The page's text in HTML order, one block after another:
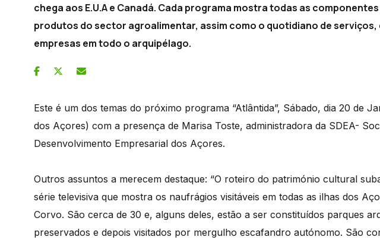
chega aos E.U.A e Canadá. Cada programa mostra todas as
produtos do sector agroalimentar, assim como o quotidiano de
empresas em todo o arquipélago.
Este é um dos temas do próximo programa “Atlântida”, Sábado, dia 20 de
dos Açores) com a presença de Marisa Toste, administradora da SDEA-
Desenvolvimento Empresarial dos Açores.
Outros assuntos a merecem destaque: “O roteiro do património cultural
série televisiva que mostra os naufrágios visitáveis em todas as ilhas dos
Corvo. São cerca de 30 e, alguns deles, estão a ser constituídos parques
preservados e depois visitados por mergulho escafandro autónomo. São